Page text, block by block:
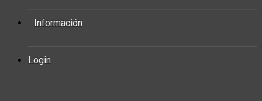
Información
Login